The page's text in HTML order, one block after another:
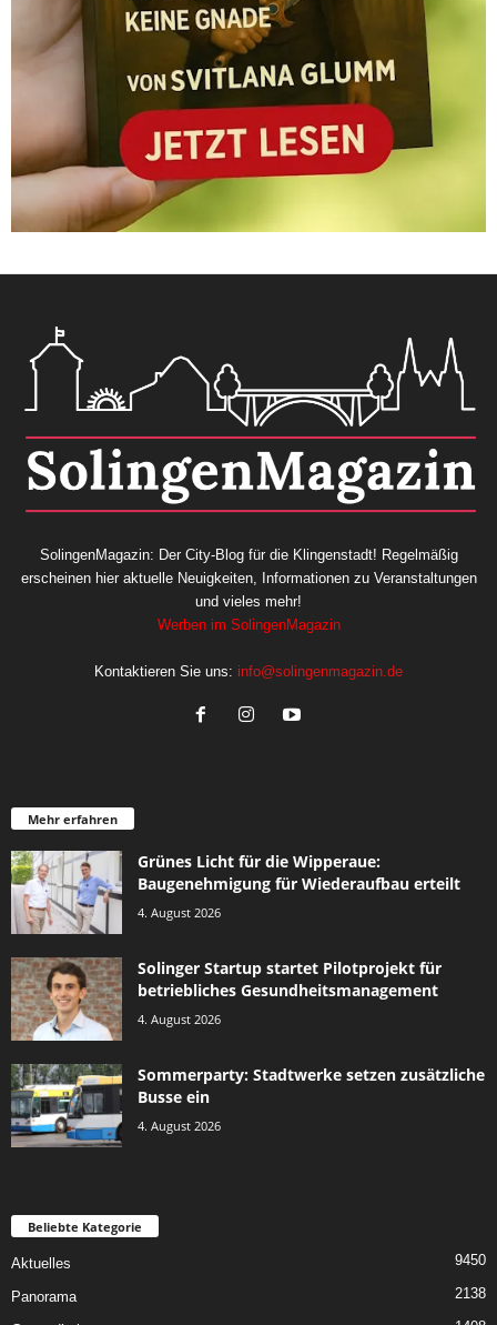
SolingenMagazin: Der City-Blog für die Klingenstadt! Regelmäßig
erscheinen hier aktuelle Neuigkeiten, Informationen zu Veranstaltungen
und vieles mehr!
Werben im SolingenMagazin
Kontaktieren Sie uns: info@solingenmagazin.de
Mehr erfahren
Grünes Licht für die Wipperaue:
Baugenehmigung für Wiederaufbau erteilt
4. August 2026
Solinger Startup startet Pilotprojekt für
betriebliches Gesundheitsmanagement
4. August 2026
Sommerparty: Stadtwerke setzen zusätzliche
Busse ein
4. August 2026
Beliebte Kategorie
Aktuelles 9450
Panorama 2138